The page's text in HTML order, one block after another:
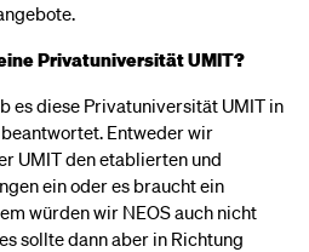
Privatuniversität UMIT?
es diese Privatuniversität UMIT in
Entweder wir
UMIT den etablierten und
ein oder es braucht ein
würden wir NEOS auch nicht
sollte dann aber in Richtung